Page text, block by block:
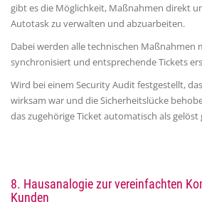
gibt es die Möglichkeit, Maßnahmen direkt
Autotask zu verwalten und abzuarbeiten.
Dabei werden alle technischen Maßnahmen
synchronisiert und entsprechende Tickets
Wird bei einem Security Audit festgestellt,
wirksam war und die Sicherheitslücke
das zugehörige Ticket automatisch als
8. Hausanalogie zur vereinfachten
Kunden